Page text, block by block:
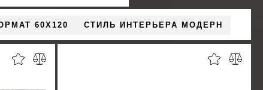
60X120 СТИЛЬ ИНТЕРЬЕРА МОДЕРН